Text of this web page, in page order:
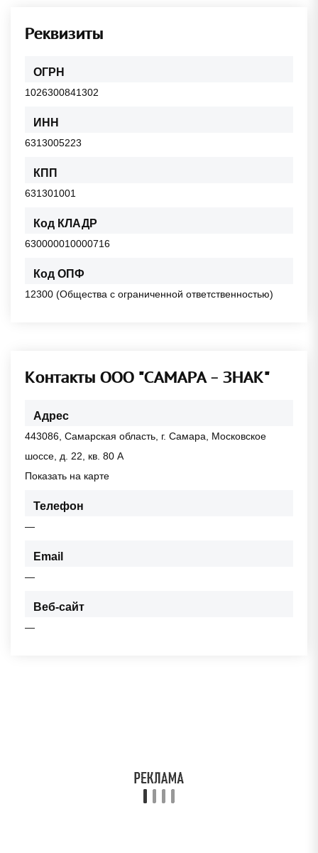
Реквизиты
ОГРН
1026300841302
ИНН
6313005223
КПП
631301001
Код КЛАДР
630000010000716
Код ОПФ
12300 (Общества с ограниченной ответственностью)
Контакты ООО "САМАРА - ЗНАК"
Адрес
443086, Самарская область, г. Самара, Московское
шоссе, д. 22, кв. 80 А
Показать на карте
Телефон
—
Email
—
Веб-сайт
—